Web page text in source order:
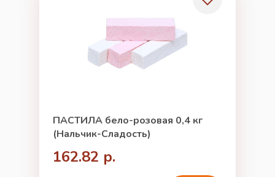
ПАСТИЛА бело-розовая 0,4 кг
(Нальчик-Сладость)
162.82 р.